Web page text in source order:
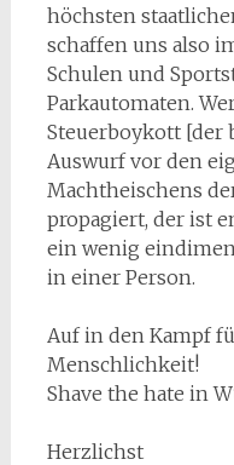
höchsten
schaffen uns also
Schulen und
Parkautomaten.
Steuerboykott [der
Auswurf vor den
Machtheischens
propagiert, der ist
ein wenig
in einer Person.
Auf in den Kampf
Menschlichkeit!
Shave the hate in
Herzlichst